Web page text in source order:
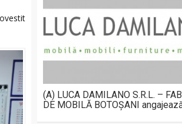
(A) LUCA DAMILANO S.R.L. –
DE MOBILĂ BOTOȘANI